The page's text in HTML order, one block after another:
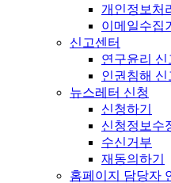
개인정보처
이메일수집
신고센터
연구윤리 신
인권침해 신
뉴스레터 신청
신청하기
신청정보수
수신거부
재동의하기
홈페이지 담당자